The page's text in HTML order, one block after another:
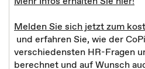
Melden Sie sich jetzt zum
und erfahren Sie, wie der
verschiedensten HR-Fragen
berechnet und auf Wunsch